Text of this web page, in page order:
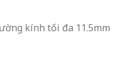
kính tối đa 11.5mm